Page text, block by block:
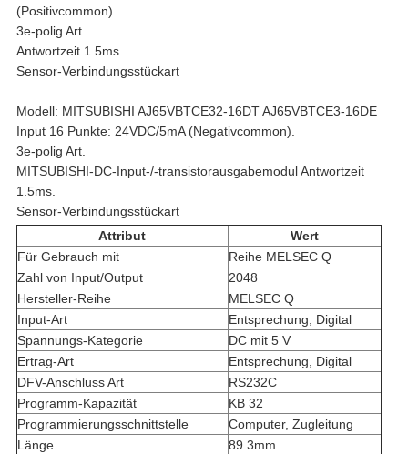
(Positivcommon).
3e-polig Art.
Antwortzeit 1.5ms.
Sensor-Verbindungsstückart
Modell: MITSUBISHI AJ65VBTCE32-16DT AJ65VBTCE3-16DE
Input 16 Punkte: 24VDC/5mA (Negativcommon).
3e-polig Art.
MITSUBISHI-DC-Input-/-transistorausgabemodul Antwortzeit
1.5ms.
Sensor-Verbindungsstückart
Attribut
Wert
Für Gebrauch mit
Reihe MELSEC Q
Zahl von Input/Output
2048
Hersteller-Reihe
MELSEC Q
Input-Art
Entsprechung, Digital
Spannungs-Kategorie
DC mit 5 V
Ertrag-Art
Entsprechung, Digital
DFV-Anschluss Art
RS232C
Programm-Kapazität
KB 32
Programmierungsschnittstelle
Computer, Zugleitung
Länge
89.3mm